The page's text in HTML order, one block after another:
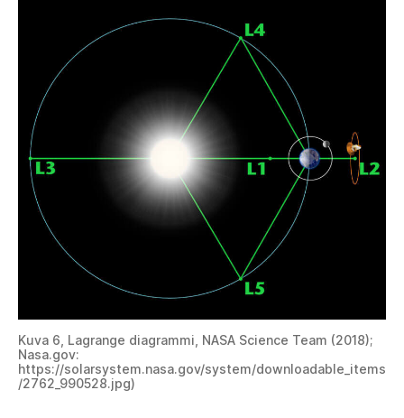
Kuva 6, Lagrange diagrammi, NASA Science Team (2018);
Nasa.gov:
https://solarsystem.nasa.gov/system/downloadable_items
/2762_990528.jpg)